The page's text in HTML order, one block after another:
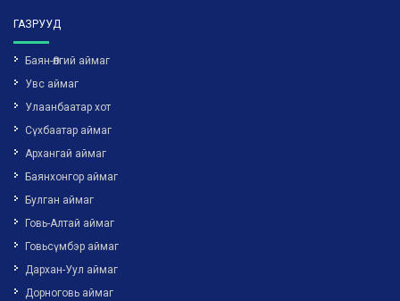
ГАЗРУУД
Баян-Өлгий аймаг
Увс аймаг
Улаанбаатар хот
Сүхбаатар аймаг
Архангай аймаг
Баянхонгор аймаг
Булган аймаг
Говь-Алтай аймаг
Говьсүмбэр аймаг
Дархан-Уул аймаг
Дорноговь аймаг